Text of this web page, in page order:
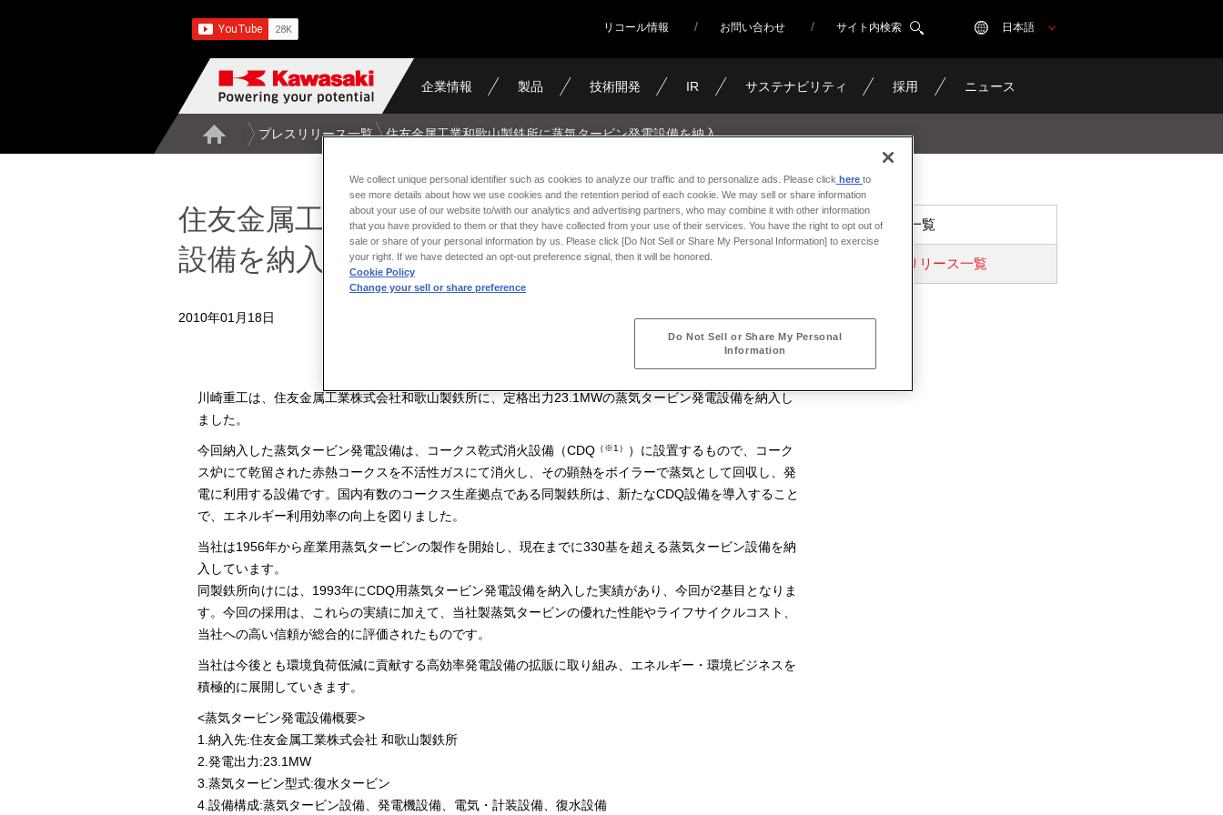
リコール情報 お問い合わせ サイト内検索 日本語
企業情報 製品 技術開発 IR サステナビリティ 採用 ニュース
プレスリリース一覧 住友金属工業和歌山製鉄所に蒸気タービン発電設備を納入
住友金属工業和歌山製鉄所に蒸気タービン発電
設備を納入
2010年01月18日
川崎重工は、住友金属工業株式会社和歌山製鉄所に、定格出力23.1MWの蒸気タービン発電設備を納入し
ました。
今回納入した蒸気タービン発電設備は、コークス乾式消火設備（CDQ （※1）
）に設置するもので、コーク
ス炉にて乾留された赤熱コークスを不活性ガスにて消火し、その顕熱をボイラーで蒸気として回収し、発
電に利用する設備です。国内有数のコークス生産拠点である同製鉄所は、新たなCDQ設備を導入すること
で、エネルギー利用効率の向上を図りました。
当社は1956年から産業用蒸気タービンの製作を開始し、現在までに330基を超える蒸気タービン設備を納
入しています。
同製鉄所向けには、1993年にCDQ用蒸気タービン発電設備を納入した実績があり、今回が2基目となりま
す。今回の採用は、これらの実績に加えて、当社製蒸気タービンの優れた性能やライフサイクルコスト、
当社への高い信頼が総合的に評価されたものです。
当社は今後とも環境負荷低減に貢献する高効率発電設備の拡販に取り組み、エネルギー・環境ビジネスを
積極的に展開していきます。
<蒸気タービン発電設備概要>
1.納入先:住友金属工業株式会社 和歌山製鉄所
2.発電出力:23.1MW
3.蒸気タービン型式:復水タービン
4.設備構成:蒸気タービン設備、発電機設備、電気・計装設備、復水設備
ニュース一覧
プレスリリース一覧
We collect unique personal identifier such as cookies to analyze our traffic and to personalize ads. Please click here to
see more details about how we use cookies and the retention period of each cookie. We may sell or share information
about your use of our website to/with our analytics and advertising partners, who may combine it with other information
that you have provided to them or that they have collected from your use of their services. You have the right to opt out of
sale or share of your personal information by us. Please click [Do Not Sell or Share My Personal Information] to exercise
your right. If we have detected an opt-out preference signal, then it will be honored.
Cookie Policy
Change your sell or share preference
Do Not Sell or Share My Personal
Information